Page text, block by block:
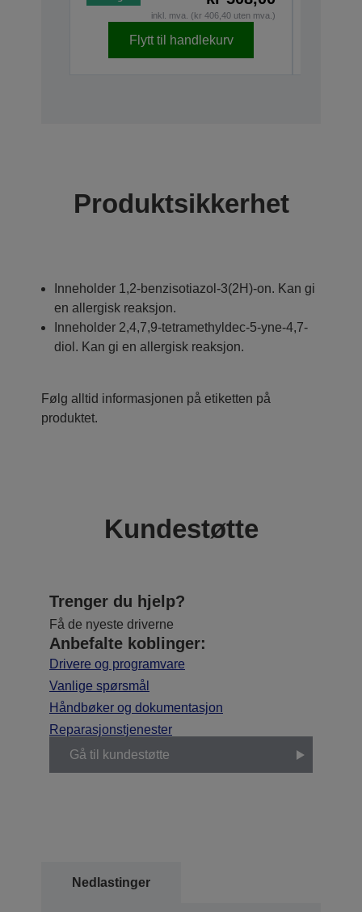
inkl. mva. (kr 406,40 uten mva.)
Flytt til handlekurv
Produktsikkerhet
Inneholder 1,2-benzisotiazol-3(2H)-on. Kan gi
en allergisk reaksjon.
Inneholder 2,4,7,9-tetramethyldec-5-yne-4,7-
diol. Kan gi en allergisk reaksjon.
Følg alltid informasjonen på etiketten på
produktet.
Kundestøtte
Trenger du hjelp?
Få de nyeste driverne
Anbefalte koblinger:
Drivere og programvare
Vanlige spørsmål
Håndbøker og dokumentasjon
Reparasjonstjenester
Gå til kundestøtte
Nedlastinger